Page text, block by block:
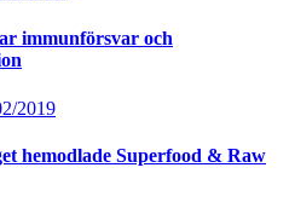
immunförsvar och
2019
hemodlade Superfood & Raw